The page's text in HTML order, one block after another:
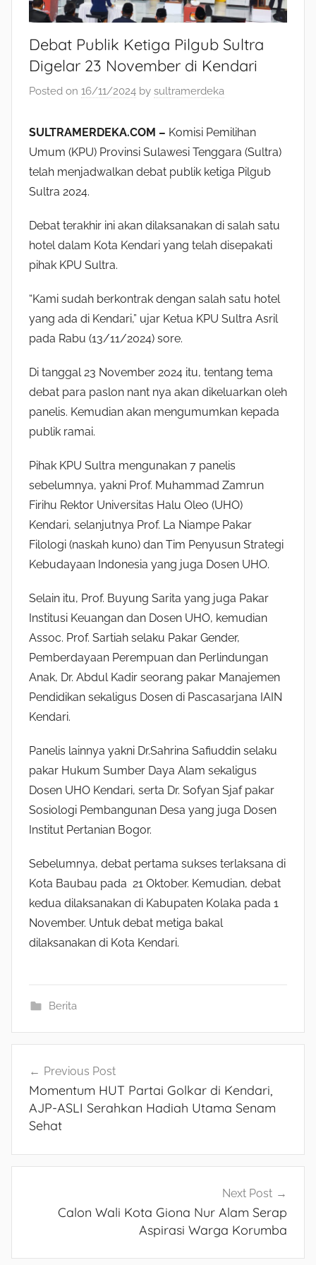
Debat Publik Ketiga Pilgub Sultra
Digelar 23 November di Kendari
Posted on 16/11/2024 by sultramerdeka
SULTRAMERDEKA.COM – Komisi Pemilihan
Umum (KPU) Provinsi Sulawesi Tenggara (Sultra)
telah menjadwalkan debat publik ketiga Pilgub
Sultra 2024.
Debat terakhir ini akan dilaksanakan di salah satu
hotel dalam Kota Kendari yang telah disepakati
pihak KPU Sultra.
“Kami sudah berkontrak dengan salah satu hotel
yang ada di Kendari,” ujar Ketua KPU Sultra Asril
pada Rabu (13/11/2024) sore.
Di tanggal 23 November 2024 itu, tentang tema
debat para paslon nant nya akan dikeluarkan oleh
panelis. Kemudian akan mengumumkan kepada
publik ramai.
Pihak KPU Sultra mengunakan 7 panelis
sebelumnya, yakni Prof. Muhammad Zamrun
Firihu Rektor Universitas Halu Oleo (UHO)
Kendari, selanjutnya Prof. La Niampe Pakar
Filologi (naskah kuno) dan Tim Penyusun Strategi
Kebudayaan Indonesia yang juga Dosen UHO.
Selain itu, Prof. Buyung Sarita yang juga Pakar
Institusi Keuangan dan Dosen UHO, kemudian
Assoc. Prof. Sartiah selaku Pakar Gender,
Pemberdayaan Perempuan dan Perlindungan
Anak, Dr. Abdul Kadir seorang pakar Manajemen
Pendidikan sekaligus Dosen di Pascasarjana IAIN
Kendari.
Panelis lainnya yakni Dr.Sahrina Safiuddin selaku
pakar Hukum Sumber Daya Alam sekaligus
Dosen UHO Kendari, serta Dr. Sofyan Sjaf pakar
Sosiologi Pembangunan Desa yang juga Dosen
Institut Pertanian Bogor.
Sebelumnya, debat pertama sukses terlaksana di
Kota Baubau pada 21 Oktober. Kemudian, debat
kedua dilaksanakan di Kabupaten Kolaka pada 1
November. Untuk debat metiga bakal
dilaksanakan di Kota Kendari.
Berita
Navigasi
pos
Previous Post
Momentum HUT Partai Golkar di Kendari,
AJP-ASLI Serahkan Hadiah Utama Senam
Sehat
Next Post
Calon Wali Kota Giona Nur Alam Serap
Aspirasi Warga Korumba